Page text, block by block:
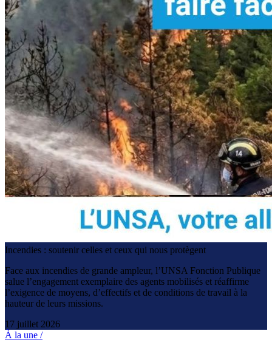
Incendies : soutenir celles et ceux qui nous protègent
Face aux incendies de grande ampleur, l’UNSA Fonction Publique
salue l’engagement exemplaire des agents mobilisés et réaffirme
l’exigence de moyens, d’effectifs et de conditions de travail à la
hauteur de leurs missions.
17 juillet 2026
À la une /